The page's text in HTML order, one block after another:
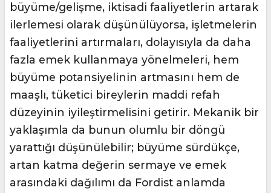
büyüme/gelişme, iktisadi faaliyetlerin artarak
ilerlemesi olarak düşünülüyorsa, işletmelerin
faaliyetlerini artırmaları, dolayısıyla da daha
fazla emek kullanmaya yönelmeleri, hem
büyüme potansiyelinin artmasını hem de
maaşlı, tüketici bireylerin maddi refah
düzeyinin iyileştirmelisini getirir. Mekanik bir
yaklaşımla da bunun olumlu bir döngü
yarattığı düşünülebilir; büyüme sürdükçe,
artan katma değerin sermaye ve emek
arasındaki dağılımı da Fordist anlamda